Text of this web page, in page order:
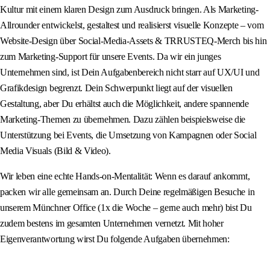
Kultur mit einem klaren Design zum Ausdruck bringen. Als Marketing-
Allrounder entwickelst, gestaltest und realisierst visuelle Konzepte – vom
Website-Design über Social-Media-Assets & TRRUSTEQ-Merch bis hin
zum Marketing-Support für unsere Events. Da wir ein junges
Unternehmen sind, ist Dein Aufgabenbereich nicht starr auf UX/UI und
Grafikdesign begrenzt. Dein Schwerpunkt liegt auf der visuellen
Gestaltung, aber Du erhältst auch die Möglichkeit, andere spannende
Marketing-Themen zu übernehmen. Dazu zählen beispielsweise die
Unterstützung bei Events, die Umsetzung von Kampagnen oder Social
Media Visuals (Bild & Video).
Wir leben eine echte Hands-on-Mentalität: Wenn es darauf ankommt,
packen wir alle gemeinsam an. Durch Deine regelmäßigen Besuche in
unserem Münchner Office (1x die Woche – gerne auch mehr) bist Du
zudem bestens im gesamten Unternehmen vernetzt. Mit hoher
Eigenverantwortung wirst Du folgende Aufgaben übernehmen: